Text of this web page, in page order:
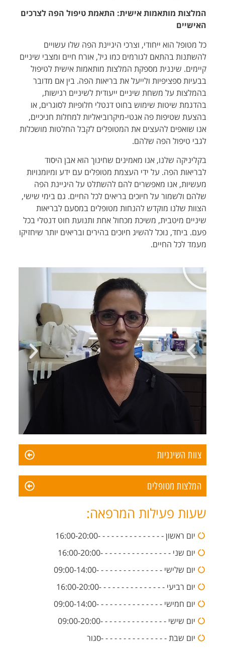
המלצות מותאמות אישית: התאמת טיפול הפה לצרכים
האישיים
כל מטופל הוא ייחודי, וצרכי היגיינת הפה שלו עשויים
להשתנות בהתאם לגורמים כמו גיל, אורח חיים ומצבי שיניים
קיימים. שיננית מספקת המלצות מותאמות אישית לטיפול
בבעיות ספציפיות ולייעל את בריאות הפה. בין אם מדובר
בהמלצות על משחת שיניים ייעודית לשיניים רגישות,
בהדגמת שיטות שימוש בחוט דנטלי חלופיות לסוגרים, או
בהצעת שטיפות פה אנטי-מיקרוביאליות למחלות חניכיים,
אנו שואפים להעצים את המטופלים לקבל החלטות מושכלות
לגבי טיפול הפה שלהם.
בקליניקה שלנו, אנו מאמינים שחינוך הוא אבן היסוד
לבריאות הפה. על ידי העצמת מטופלים עם ידע ומיומנויות
מעשיות, אנו מאפשרים להם להשתלט על היגיינת הפה
שלהם ולשמור על חיוכים בריאים לכל החיים. גם בימי שישי,
הצוות שלנו מוקדש להנחות מטופלים במסעם לבריאות
שיניים מיטבית, משיכת מכחול אחת ותנועת חוט דנטלי בכל
פעם. ביחד, נוכל להשיג חיוכים בהירים ובריאים יותר שיחזיקו
מעמד לכל החיים.
צוות השינניות
המלצות מטופלים
שעות פעילות המרפאה:
יום ראשון - - - - - - - - - - - - - - -16:00-20:00
יום שני - - - - - - - - - - - - - - - -16:00-20:00
יום שלישי - - - - - - - - - - - - - - -09:00-14:00
יום רביעי - - - - - - - - - - - - - - -16:00-20:00
יום חמישי - - - - - - - - - - - - - - -09:00-14:00
יום שישי - - - - - - - - - - - - - - -09:00-20:00
יום שבת - - - - - - - - - - - - - - -סגור